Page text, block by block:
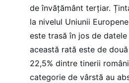
de învățământ terțiar.
la nivelul Uniunii
este trasă în jos de
această rată este de
22,5% dintre tinerii
categorie de vârstă au